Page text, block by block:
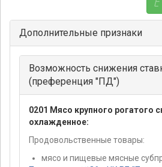
Дополнительные признаки
Возможность снижения
(преференция "ПД")
0201 Мясо крупного рогатого
охлажденное:
Продовольственные товары:
мясо и пищевые мясные